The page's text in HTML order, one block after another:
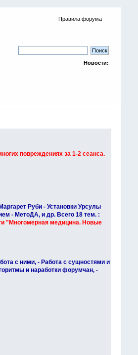
Правила форума
Новости:
повреждениях за 1-2 сеанса.
Руби - Установки Урсулы
- МетоДА, и др. Всего 18 тем. :
"Многомерная медицина. Новые
с ними, - Работа с сущностями и
и наработки форумчан, -